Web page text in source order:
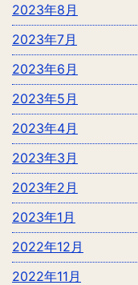
2023年8月
2023年7月
2023年6月
2023年5月
2023年4月
2023年3月
2023年2月
2023年1月
2022年12月
2022年11月